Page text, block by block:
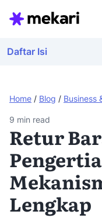
Home / Blog / Business
Daftar Isi
9 min read
Retur
Lengkap